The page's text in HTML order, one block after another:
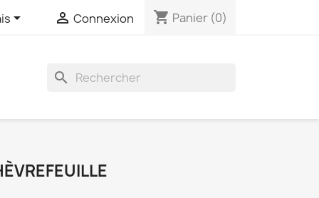
  Connexion shopping_cart Panier (0)
